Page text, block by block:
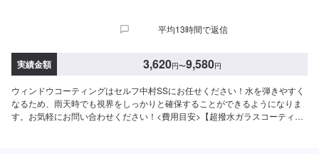
平均13時間で返信
実績金額 3,620円〜9,580円
ウィンドウコーティングはセルフ中村SSにお任せください！水を弾きやすく
なるため、雨天時でも視界をしっかりと確保することができるようになりま
す。お気軽にお問い合わせください！<費用目安>【超撥水ガラスコーティン